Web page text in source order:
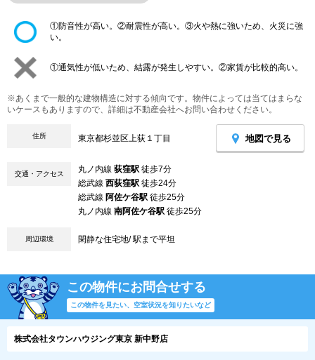
①防音性が高い。②耐震性が高い。③火や熱に強いため、火災に強
い。
①通気性が低いため、結露が発生しやすい。②家賃が比較的高い。
※あくまで一般的な建物構造に対する傾向です。物件によっては当てはまらな
いケースもありますので、詳細は不動産会社へお問い合わせください。
住所 東京都杉並区上荻１丁目 地図で見る
交通・アクセス 丸ノ内線 荻窪駅 徒歩7分
総武線 西荻窪駅 徒歩24分
総武線 阿佐ケ谷駅 徒歩25分
丸ノ内線 南阿佐ケ谷駅 徒歩25分
周辺環境 閑静な住宅地/ 駅まで平坦
この物件にお問合せする
この物件を見たい、空室状況を知りたいなど
株式会社タウンハウジング東京 新中野店